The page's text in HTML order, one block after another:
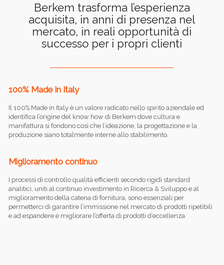
Berkem trasforma l’esperienza
acquisita, in anni di presenza nel
mercato, in reali opportunità di
successo per i propri clienti
100% Made in Italy
Il 100% Made in Italy è un valore radicato nello spirito aziendale ed
identifica l’origine del know how di Berkem dove cultura e
manifattura si fondono così che l’ideazione, la progettazione e la
produzione siano totalmente interne allo stabilimento.
Miglioramento continuo
I processi di controllo qualità efficienti secondo rigidi standard
analitici, uniti al continuo investimento in Ricerca & Sviluppo e al
miglioramento della catena di fornitura, sono essenziali per
permetterci di garantire l’immissione nel mercato di prodotti ripetibili
e ad espandere e migliorare l’offerta di prodotti d’eccellenza.